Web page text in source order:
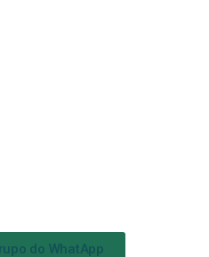
do WhatApp